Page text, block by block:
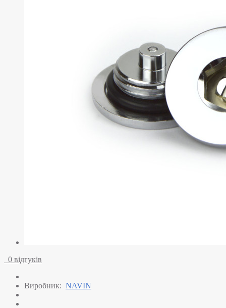
0 відгуків
Виробник: NAVIN